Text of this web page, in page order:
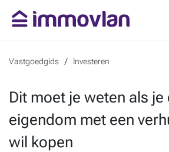
Vastgoedgids Investeren
Dit moet je weten als je
eigendom met een
wil kopen